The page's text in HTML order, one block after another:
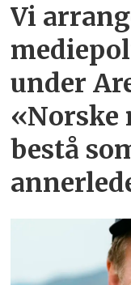
Vi
under
«Norske
bestå